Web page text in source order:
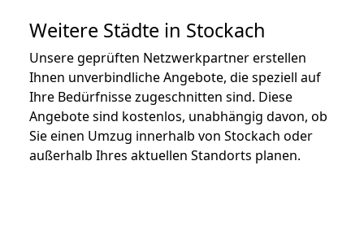
Weitere Städte in Stockach
Unsere geprüften Netzwerkpartner erstellen
Ihnen unverbindliche Angebote, die speziell auf
Ihre Bedürfnisse zugeschnitten sind. Diese
Angebote sind kostenlos, unabhängig davon, ob
Sie einen Umzug innerhalb von Stockach oder
außerhalb Ihres aktuellen Standorts planen.